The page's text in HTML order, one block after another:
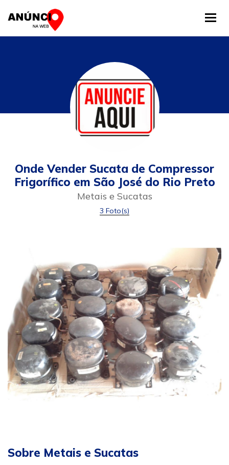
Onde Vender Sucata de Compressor
Frigorífico em São José do Rio Preto
Metais e Sucatas
3 Foto(s)
Sobre Metais e Sucatas